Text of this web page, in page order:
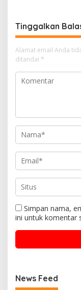
Tinggalkan
Alamat email Anda
ditandai *
Simpan nama,
ini untuk komentar
News Feed